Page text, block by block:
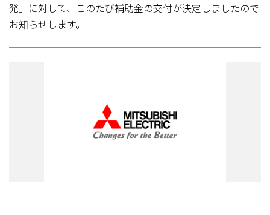
発」に対して、このたび補助金の交付が決定しましたので
お知らせします。